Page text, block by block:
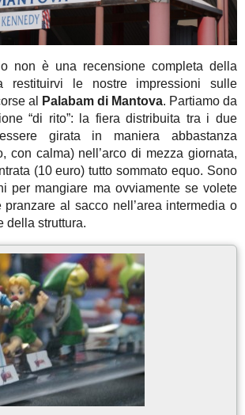
non è una recensione completa della
restituirvi le nostre impressioni sulle
al
Palabam di Mantova. Partiamo da
“di rito”: la fiera distribuita tra i due
girata in maniera abbastanza
con calma) nell’arco di mezza giornata,
(10 euro) tutto sommato equo. Sono
per mangiare ma ovviamente se volete
pranzare al sacco nell’area intermedia o
della struttura.